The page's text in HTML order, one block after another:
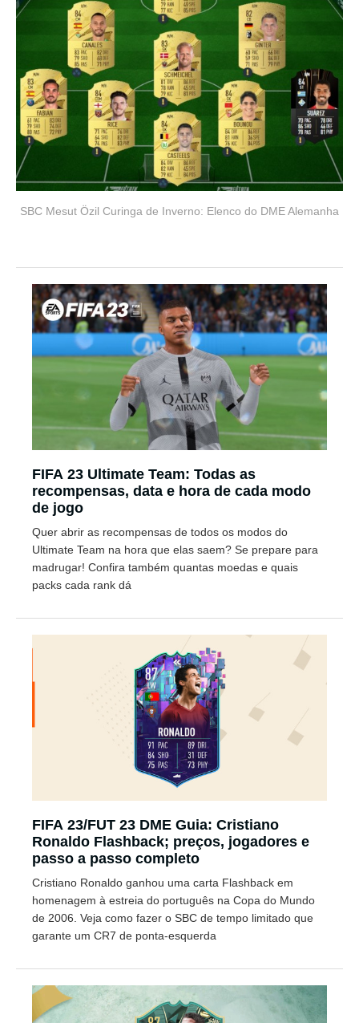
SBC Mesut Özil Curinga de Inverno: Elenco do DME Alemanha
FIFA 23 Ultimate Team: Todas as
recompensas, data e hora de cada modo
de jogo
Quer abrir as recompensas de todos os modos do
Ultimate Team na hora que elas saem? Se prepare para
madrugar! Confira também quantas moedas e quais
packs cada rank dá
FIFA 23/FUT 23 DME Guia: Cristiano
Ronaldo Flashback; preços, jogadores e
passo a passo completo
Cristiano Ronaldo ganhou uma carta Flashback em
homenagem à estreia do português na Copa do Mundo
de 2006. Veja como fazer o SBC de tempo limitado que
garante um CR7 de ponta-esquerda